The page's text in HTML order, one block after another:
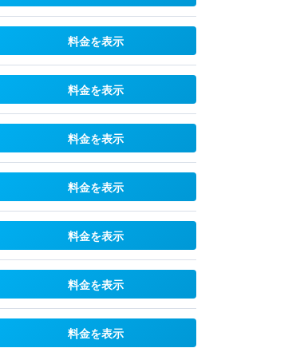
料金を表示
料金を表示
料金を表示
料金を表示
料金を表示
料金を表示
料金を表示